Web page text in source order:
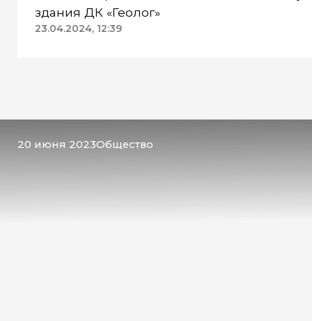
здания ДК «Геолог»
23.04.2024, 12:39
20 июня 2023Общество